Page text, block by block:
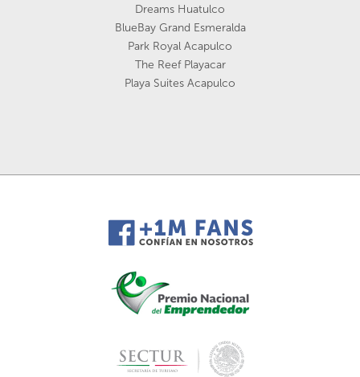
Dreams Huatulco
BlueBay Grand Esmeralda
Park Royal Acapulco
The Reef Playacar
Playa Suites Acapulco